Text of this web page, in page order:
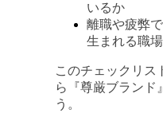
いるか
離職や疲弊
生まれる職
このチェックリス
ら『尊厳ブランド
う。